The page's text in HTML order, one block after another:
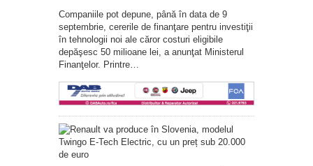
Companiile pot depune, până în data de 9
septembrie, cererile de finanţare pentru investiţii
în tehnologii noi ale căror costuri eligibile
depăşesc 50 milioane lei, a anunţat Ministerul
Finanţelor. Printre…